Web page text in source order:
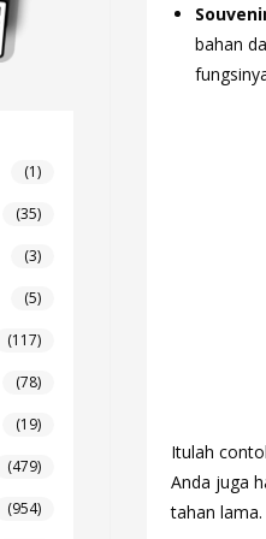
bahan
Itulah
Anda juga
tahan lama.
(1)
(35)
(3)
(5)
(117)
(78)
(19)
(479)
(954)